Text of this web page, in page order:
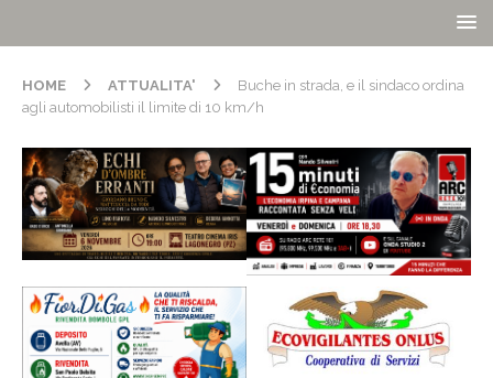
HOME ATTUALITA'
Buche in strada, e il sindaco ordina
agli automobilisti il limite di 10 km/h